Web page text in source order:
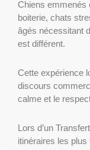
Chiens emmenés
boiterie, chats
âgés nécessitant
est différent.
Cette expérience
discours
calme et le
Lors d’un
itinéraires les plus